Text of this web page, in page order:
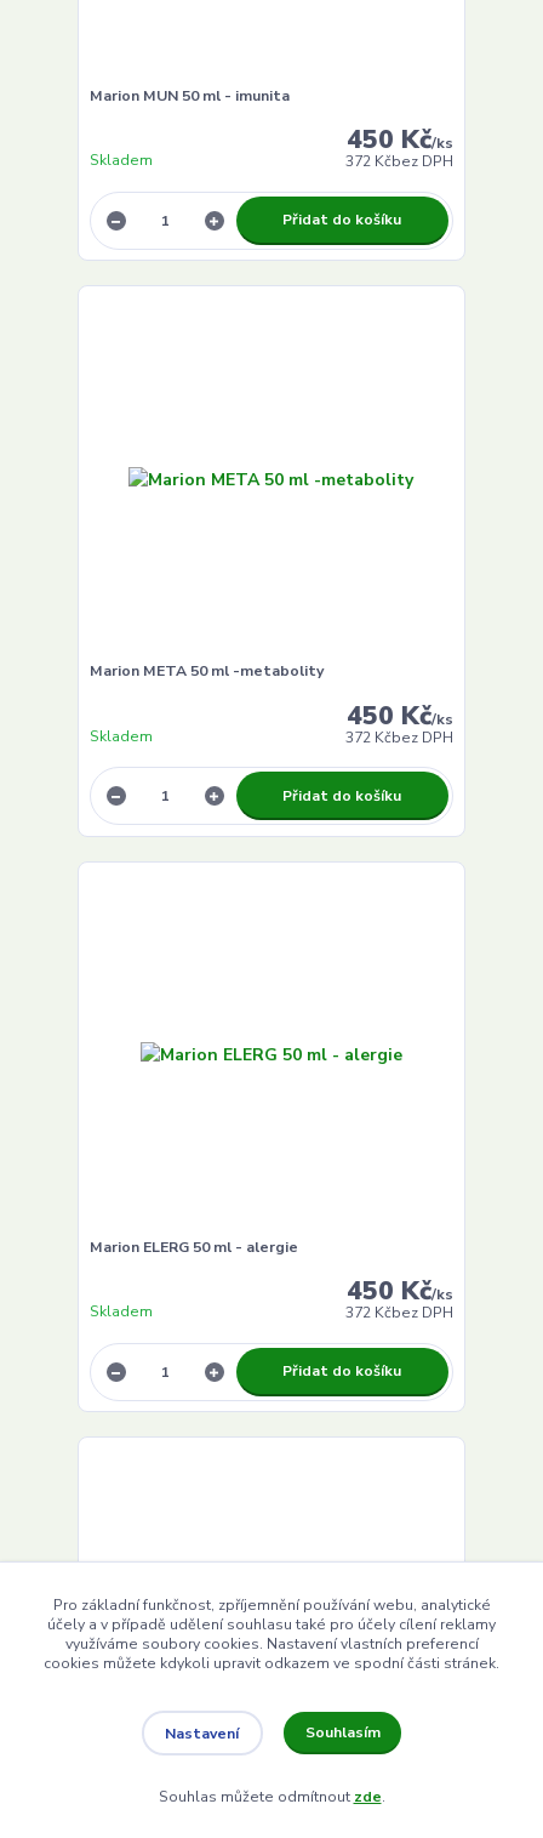
Marion MUN 50 ml - imunita
450 Kč/ks
372 Kčbez DPH
Skladem
Přidat do košíku
Marion META 50 ml -metabolity
450 Kč/ks
372 Kčbez DPH
Skladem
Přidat do košíku
Marion ELERG 50 ml - alergie
450 Kč/ks
372 Kčbez DPH
Skladem
Přidat do košíku
Pro základní funkčnost, zpříjemnění používání webu, analytické
účely a v případě udělení souhlasu také pro účely cílení reklamy
využíváme soubory cookies. Nastavení vlastních preferencí
cookies můžete kdykoli upravit odkazem ve spodní části stránek.
Nastavení Souhlasím
Souhlas můžete odmítnout zde.